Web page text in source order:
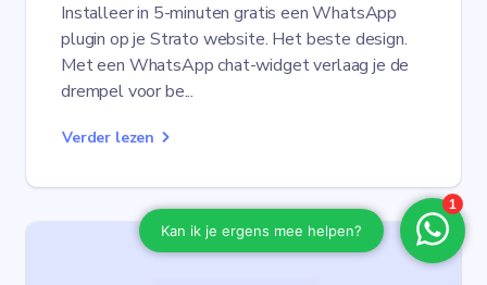
Installeer in 5-minuten gratis een WhatsApp
plugin op je Strato website. Het beste design.
Met een WhatsApp chat-widget verlaag je de
drempel voor be...
Verder lezen